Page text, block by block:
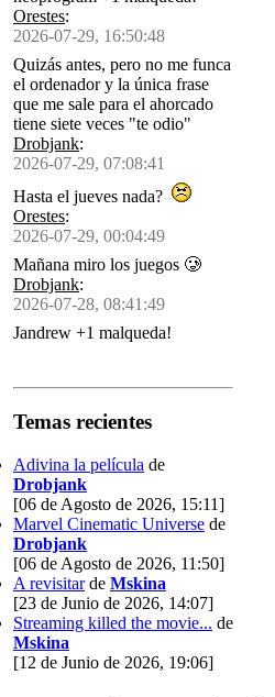
Orestes:
2026-07-29, 16:50:48
Quizás antes, pero no me funca
el ordenador y la única frase
que me sale para el ahorcado
tiene siete veces "te odio"
Drobjank:
2026-07-29, 07:08:41
Hasta el jueves nada?
Orestes:
2026-07-29, 00:04:49
Mañana miro los juegos 🥲
Drobjank:
2026-07-28, 08:41:49
Jandrew +1 malqueda!
Temas recientes
Adivina la película de
Drobjank
[06 de Agosto de 2026, 15:11]
Marvel Cinematic Universe de
Drobjank
[06 de Agosto de 2026, 11:50]
A revisitarde Mskina
[23 de Junio de 2026, 14:07]
Streaming killed the movie... de
Mskina
[12 de Junio de 2026, 19:06]